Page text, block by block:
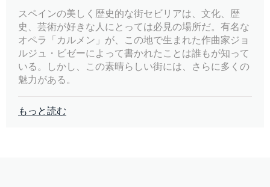
スペインの美しく歴史的な街セビリアは、文化、歴
史、芸術が好きな人にとっては必見の場所だ。有名な
オペラ「カルメン」が、この地で生まれた作曲家ジョ
ルジュ・ビゼーによって書かれたことは誰もが知って
いる。しかし、この素晴らしい街には、さらに多くの
魅力がある。
もっと読む